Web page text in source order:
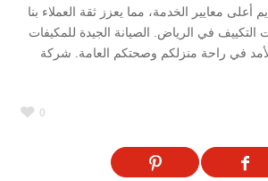
معايير الخدمة، مما يعزز ثقة العملاء بنا
في الرياض. الصيانة الجيدة للمكيفات
في راحة منزلكم وصحتكم العامة. شركة
0